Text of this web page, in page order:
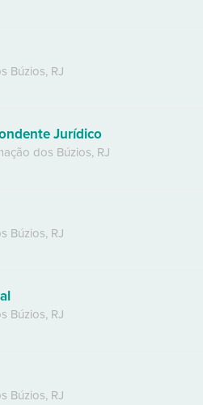
Búzios, RJ
Jurídico
dos Búzios, RJ
Búzios, RJ
Búzios, RJ
Búzios, RJ